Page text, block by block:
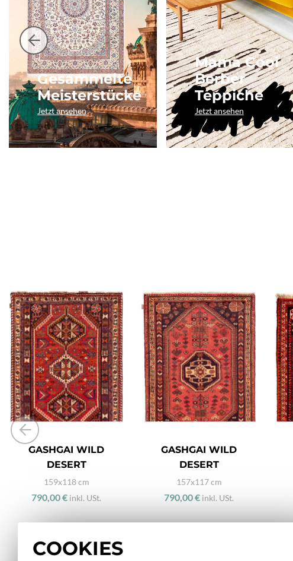
Gesammelte
Meisterstücke
Jetzt ansehen
Mama Cool
Berber
Teppiche
Jetzt ansehen
GASHGAI WILD
DESERT
159x118 cm
790,00 € inkl. USt.
GASHGAI WILD
DESERT
157x117 cm
790,00 € inkl. USt.
COOKIES